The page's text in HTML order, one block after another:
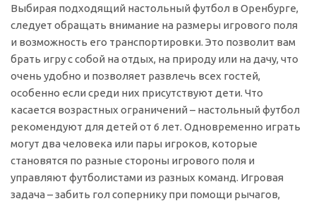
Выбирая подходящий настольный футбол в Оренбурге,
следует обращать внимание на размеры игрового поля
и возможность его транспортировки. Это позволит вам
брать игру с собой на отдых, на природу или на дачу, что
очень удобно и позволяет развлечь всех гостей,
особенно если среди них присутствуют дети. Что
касается возрастных ограничений – настольный футбол
рекомендуют для детей от 6 лет. Одновременно играть
могут два человека или пары игроков, которые
становятся по разные стороны игрового поля и
управляют футболистами из разных команд. Игровая
задача – забить гол сопернику при помощи рычагов,